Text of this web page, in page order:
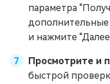
параметра
дополнительные
и нажмите
Просмотрите и
быстрой